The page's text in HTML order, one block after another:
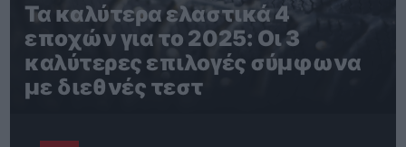
Τα καλύτερα ελαστικά 4
εποχών για το 2025: Οι 3
καλύτερες επιλογές σύμφωνα
με διεθνές τεστ